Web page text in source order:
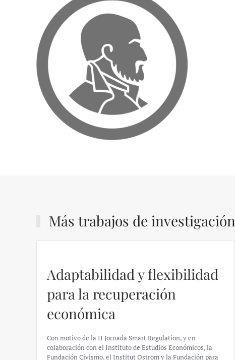
Más trabajos de investigación
Adaptabilidad y flexibilidad
para la recuperación
económica
Con motivo de la II Jornada Smart Regulation, y en
colaboración con el Instituto de Estudios Económicos, la
Fundación Civismo, el Institut Ostrom y la Fundación para